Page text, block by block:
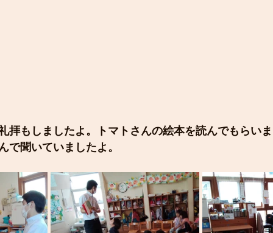
拝もしましたよ。トマトさんの絵本を読んでもらい
で聞いていましたよ。